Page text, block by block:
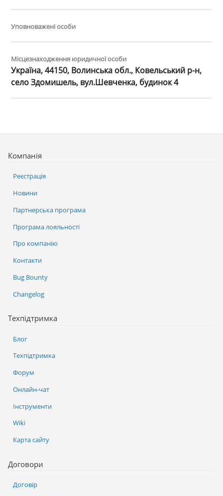
Уповноважені особи
Місцезнаходження юридичної особи
Україна, 44150, Волинська обл., Ковельський р-н,
село Здомишель, вул.Шевченка, будинок 4
Компанія
Реєстрація
Новини
Партнерська програма
Програма лояльності
Про компанію
Контакти
Bug Bounty
Changelog
Техпідтримка
Блог
Техпідтримка
Форум
Онлайн-чат
Інструменти
Wiki
Карта сайту
Договори
Договір